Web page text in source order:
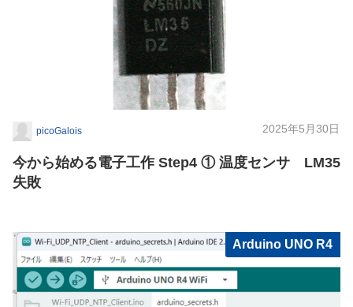
picoGalois 2025年5月30日
今から始める電子工作 Step4 ① 温度センサ LM35
失敗
Arduino UNO R4